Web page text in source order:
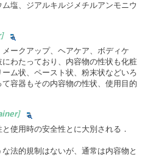
塩、ジアルキルジメチルアンモニウ
ークアップ、ヘアケア、ボディケ
わたっており、内容物の性状も化粧
ム状、ペースト状、粉末状などいろ
容器もその内容物の性状、使用目的
使用時の安全性とに大別される．
法的規制はないが、通常は内容物と